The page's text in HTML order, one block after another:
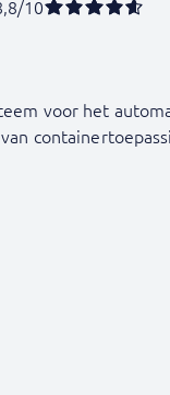
10
voor het